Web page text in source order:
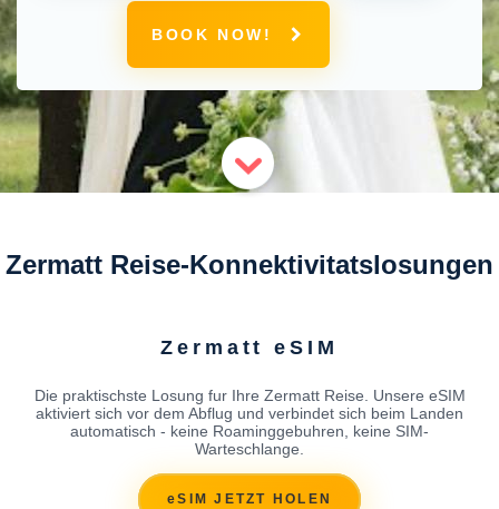
BOOK NOW!
Zermatt Reise-Konnektivitatslosungen
Zermatt eSIM
Die praktischste Losung fur Ihre Zermatt Reise. Unsere eSIM
aktiviert sich vor dem Abflug und verbindet sich beim Landen
automatisch - keine Roaminggebuhren, keine SIM-
Warteschlange.
eSIM JETZT HOLEN